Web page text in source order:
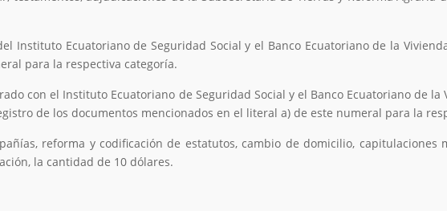
Instituto Ecuatoriano de Seguridad Social y el Banco Ecuatoriano de la
para la respectiva categoría.
con el Instituto Ecuatoriano de Seguridad Social y el Banco Ecuatoriano de la
de los documentos mencionados en el literal a) de este numeral para la
reforma y codificación de estatutos, cambio de domicilio, capitulaciones
la cantidad de 10 dólares.